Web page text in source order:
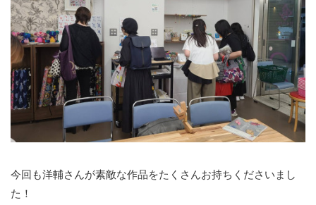
今回も洋輔さんが素敵な作品をたくさんお持ちくださいまし
た！